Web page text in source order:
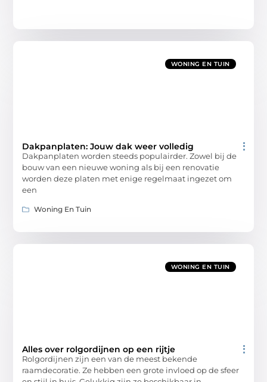
WONING EN TUIN
Dakpanplaten: Jouw dak weer volledig
Dakpanplaten worden steeds populairder. Zowel bij de
bouw van een nieuwe woning als bij een renovatie
worden deze platen met enige regelmaat ingezet om
een
Woning En Tuin
WONING EN TUIN
Alles over rolgordijnen op een rijtje
Rolgordijnen zijn een van de meest bekende
raamdecoratie. Ze hebben een grote invloed op de sfeer